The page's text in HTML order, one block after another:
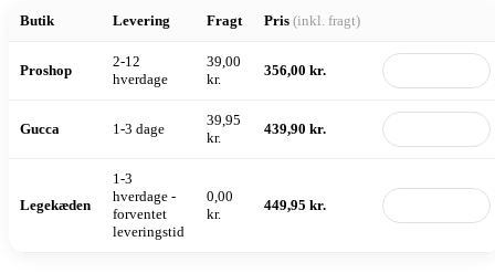
Butik Levering Fragt Pris (inkl. fragt)
Proshop
2-12
hverdage
39,00
kr.
356,00 kr.
Gucca 1-3 dage
39,95
kr.
439,90 kr.
Legekæden
1-3
hverdage -
forventet
leveringstid
0,00
kr.
449,95 kr.